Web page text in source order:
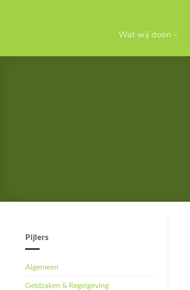
Wat wij doen
Pijlers
Algemeen
Geldzaken & Regelgeving